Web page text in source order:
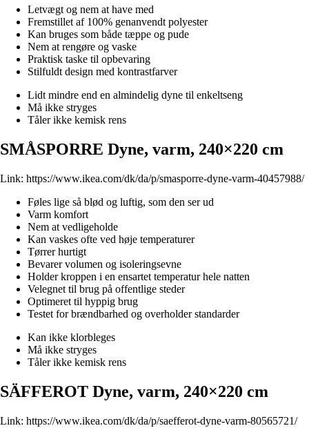
Letvægt og nem at have med
Fremstillet af 100% genanvendt polyester
Kan bruges som både tæppe og pude
Nem at rengøre og vaske
Praktisk taske til opbevaring
Stilfuldt design med kontrastfarver
Lidt mindre end en almindelig dyne til enkeltseng
Må ikke stryges
Tåler ikke kemisk rens
SMÅSPORRE Dyne, varm, 240×220 cm
Link: https://www.ikea.com/dk/da/p/smasporre-dyne-varm-40457988/
Føles lige så blød og luftig, som den ser ud
Varm komfort
Nem at vedligeholde
Kan vaskes ofte ved høje temperaturer
Tørrer hurtigt
Bevarer volumen og isoleringsevne
Holder kroppen i en ensartet temperatur hele natten
Velegnet til brug på offentlige steder
Optimeret til hyppig brug
Testet for brændbarhed og overholder standarder
Kan ikke klorbleges
Må ikke stryges
Tåler ikke kemisk rens
SÄFFEROT Dyne, varm, 240×220 cm
Link: https://www.ikea.com/dk/da/p/saefferot-dyne-varm-80565721/